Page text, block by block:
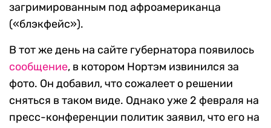
загримированным под афроамериканца
(«блэкфейс»).
В тот же день на сайте губернатора появилось
сообщение, в котором Нортэм извинился за
фото. Он добавил, что сожалеет о решении
сняться в таком виде. Однако уже 2 февраля на
пресс-конференции политик заявил, что его на